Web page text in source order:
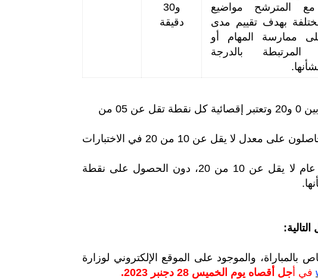
مع المترشح مواضيع
بهدف تقييم مدى
ممارسة المهام أو
المرتبطة بالدرجة
و30
دقيقة
- تمنح عن الاختبار الكتابي نقطة عددية تتراوح بين 0 و20 وتعتبر إقصائية كل نقطة تقل عن 05 من
- يتأهل لاجتياز الاختبار الشفوي المترشحون الحاصلون على معدل لا يقل عن 10 من 20 في الاختبارات
يعتبر ناجحا كل مترشح حاصل على معدل عام لا يقل عن 10 من 20، دون الحصول على نقطة
بالمباراة، والموجود على الموقع الإلكتروني لوزارة
في أجل أقصاه يوم الخميس 28 دجنبر 2023.